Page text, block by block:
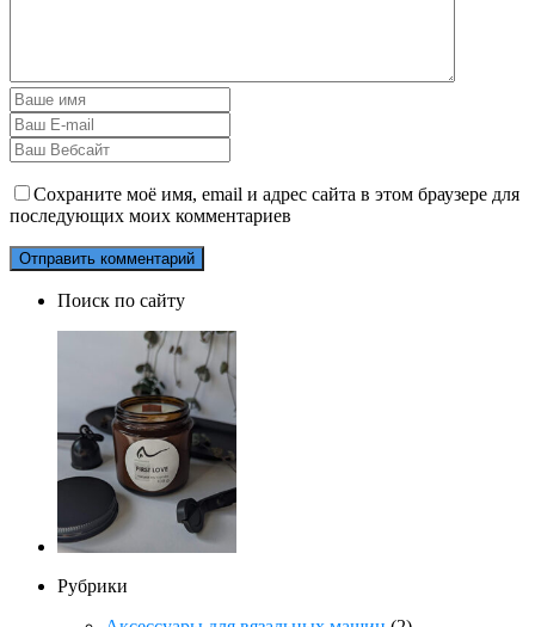
Сохраните моё имя, email и адрес сайта в этом браузере для
последующих моих комментариев
Поиск по сайту
Рубрики